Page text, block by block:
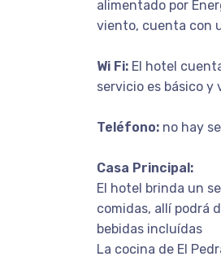
alimentado por
viento, cuenta con
Wi Fi: El hotel
servicio es básico y
Teléfono: no hay
Casa Principal:
El hotel brinda un
comidas, allí podrá
bebidas incluídas
La cocina de El